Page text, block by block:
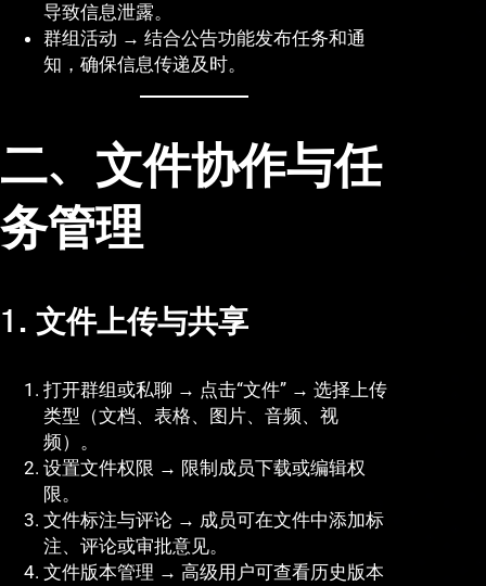
导致信息泄露。
群组活动 → 结合公告功能发布任务和通
知，确保信息传递及时。
二、文件协作与任
务管理
1. 文件上传与共享
打开群组或私聊 → 点击“文件” → 选择上传
类型（文档、表格、图片、音频、视
频）。
设置文件权限 → 限制成员下载或编辑权
限。
文件标注与评论 → 成员可在文件中添加标
注、评论或审批意见。
文件版本管理 → 高级用户可查看历史版本